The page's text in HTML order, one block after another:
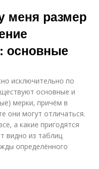
меня размер
основные
исключительно по
основные и
мерки, причём в
они могут отличаться.
а какие пригодятся
видно из таблиц
определённого